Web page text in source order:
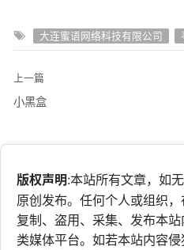
大连蜜语网络科技有限公司
上一篇
小黑盒
版权声明:本站所有文章，如
原创发布。任何个人或组织
复制、盗用、采集、发布本
类媒体平台。如若本站内容